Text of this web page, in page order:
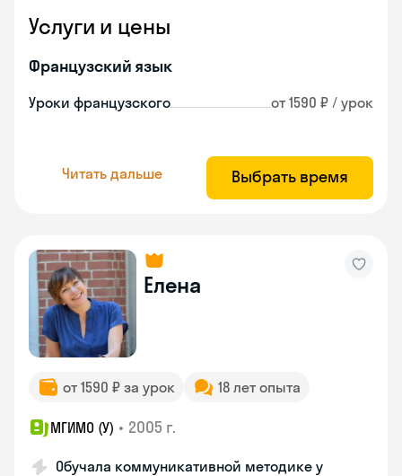
Услуги и цены
Французский язык
Уроки французского от 1590 ₽ / урок
Читать дальше Выбрать время
Елена
от 1590 ₽ за урок 18 лет опыта
МГИМО (У) • 2005 г.
Обучала коммуникативной методике у